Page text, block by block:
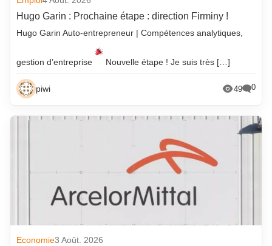
Hugo Garin : Prochaine étape : direction Firminy !
Hugo Garin Auto-entrepreneur | Compétences analytiques,
gestion d’entreprise Nouvelle étape ! Je suis très […]
piwi 49 0
Economie3 Août. 2026